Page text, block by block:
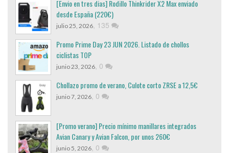
[Envio en tres dias] Rodillo Thinkrider X2 Max enviado
desde España (220€)
julio 25, 2026, 135
Promo Prime Day 23 JUN 2026. Listado de chollos
ciclistas TOP
junio 23, 2026, 0
Chollazo promo de verano, Culote corto ZRSE a 12,5€
junio 7, 2026, 0
[Promo verano] Precio mínimo manillares integrados
Avian Canary y Avian Falcon, por unos 260€
junio 5, 2026, 0